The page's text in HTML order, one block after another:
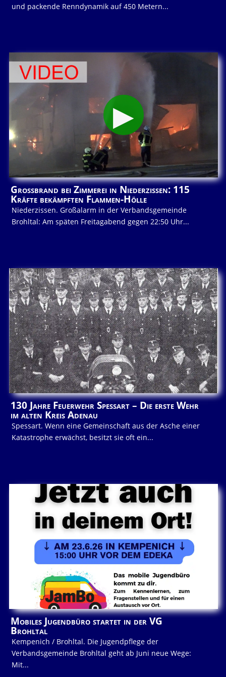
und packende Renndynamik auf 450 Metern...
Großbrand bei Zimmerei in Niederzissen: 115
Kräfte bekämpften Flammen-Hölle
Niederzissen. Großalarm in der Verbandsgemeinde
Brohltal: Am späten Freitagabend gegen 22:50 Uhr...
130 Jahre Feuerwehr Spessart – Die erste Wehr
im alten Kreis Adenau
Spessart. Wenn eine Gemeinschaft aus der Asche einer
Katastrophe erwächst, besitzt sie oft ein...
Mobiles Jugendbüro startet in der VG
Brohltal
Kempenich / Brohltal. Die Jugendpflege der
Verbandsgemeinde Brohltal geht ab Juni neue Wege:
Mit...